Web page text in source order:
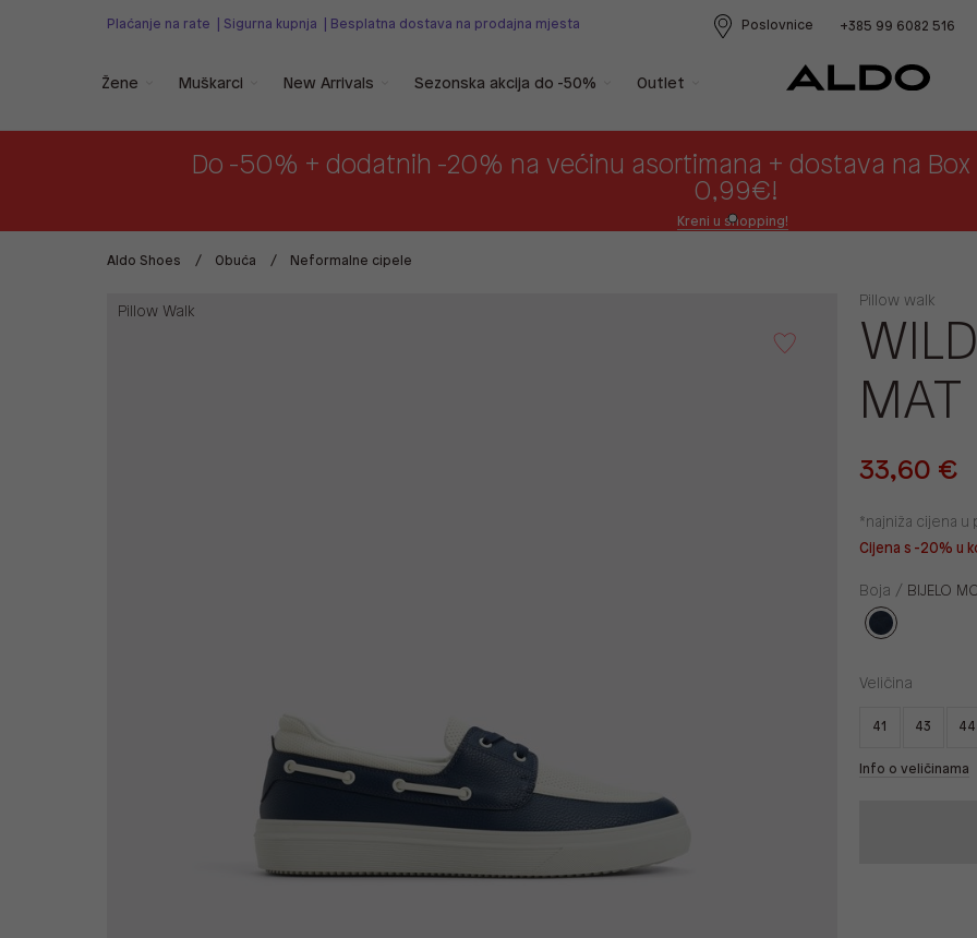
Plaćanje na rate Sigurna kupnja Besplatna dostava na prodajna mjesta Poslovnice +385 99 6082 516
Žene Muškarci New Arrivals Sezonska akcija do -50% Outlet
Do -50% + dodatnih -20% na većinu asortimana + dostava na
0,99€!
Kreni u shopping!
Aldo Shoes Obuća Neformalne cipele
Pillow Walk
Pillow walk
MAT
33,60 €
*najniža cijena
Cijena s -20% u
Boja / BIJELO
Veličina
41 43 44
Info o veličinama